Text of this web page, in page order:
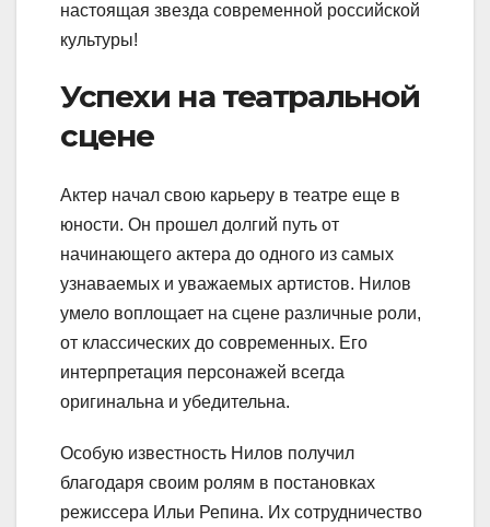
настоящая звезда современной российской
культуры!
Успехи на театральной
сцене
Актер начал свою карьеру в театре еще в
юности. Он прошел долгий путь от
начинающего актера до одного из самых
узнаваемых и уважаемых артистов. Нилов
умело воплощает на сцене различные роли,
от классических до современных. Его
интерпретация персонажей всегда
оригинальна и убедительна.
Особую известность Нилов получил
благодаря своим ролям в постановках
режиссера Ильи Репина. Их сотрудничество